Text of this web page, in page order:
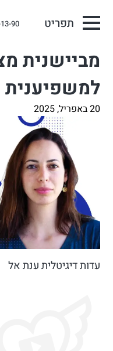
תפריט 90
מביישנית
20 באפריל, 2025
עדות דיגיטלית ענת אל